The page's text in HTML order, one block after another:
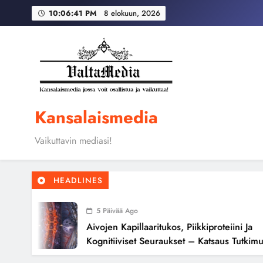
10:06:41 PM 8 elokuun, 2026 Globaali pääoma
Kansalaismedia
Vaikuttavin mediasi!
HEADLINES
5 Päivää Ago
Aivojen Kapillaaritukos, Piikkiproteiini Ja
Kognitiiviset Seuraukset – Katsaus